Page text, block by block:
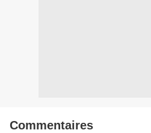
Commentaires